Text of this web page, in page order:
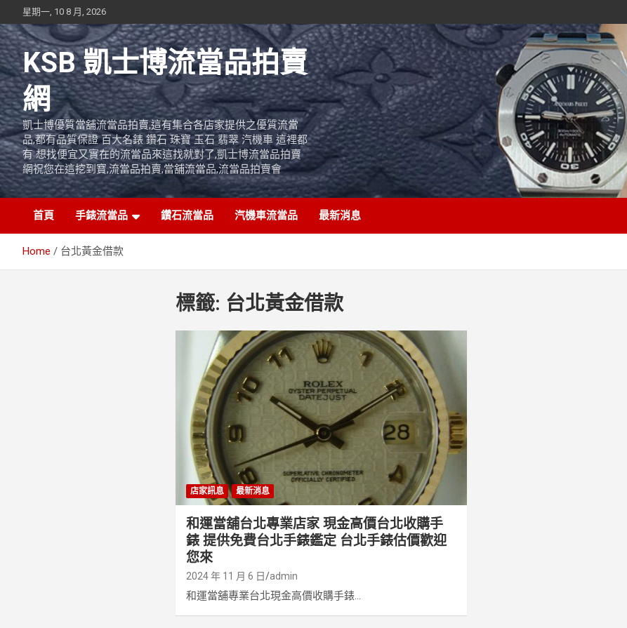
to
content
星期一, 10 8 月, 2026
KSB 凱士博流當品拍賣
網
凱士博優質當舖流當品拍賣,這有集合各店家提供之優質流當
品,都有品質保證 百大名錶 鑽石 珠寶 玉石 翡翠 汽機車 這裡都
有 想找便宜又實在的流當品來這找就對了,凱士博流當品拍賣
網祝您在這挖到寶,流當品拍賣,當舖流當品,流當品拍賣會
首頁 手錶流當品 鑽石流當品 汽機車流當品 最新消息
Home 台北黃金借款
標籤: 台北黃金借款
店家訊息 最新消息
和運當舖台北專業店家 現金高價台北收購手
錶 提供免費台北手錶鑑定 台北手錶估價歡迎
您來
2024 年 11 月 6 日 admin
和運當舖專業台北現金高價收購手錶...